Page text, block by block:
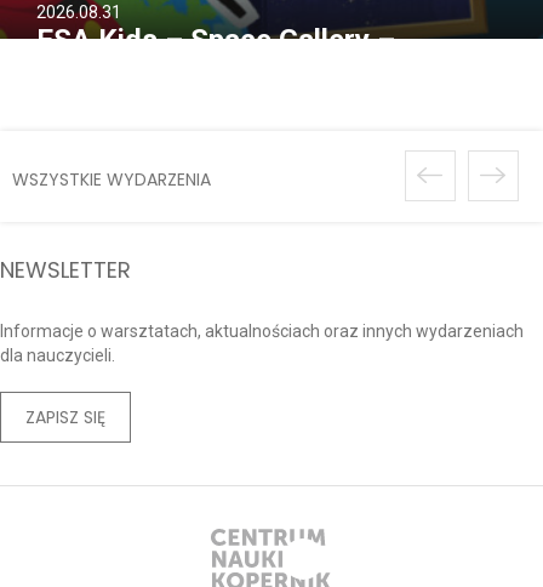
2026.08.31
ESA Kids – Space Gallery –
WSZYSTKIE WYDARZENIA
NEWSLETTER
Informacje o warsztatach, aktualnościach oraz innych wydarzeniach
dla nauczycieli.
ZAPISZ SIĘ